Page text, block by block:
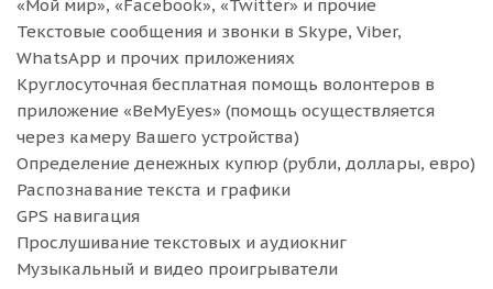
«Мой мир», «Facebook», «Twitter» и прочие
Текстовые сообщения и звонки в Skype, Viber,
WhatsApp и прочих приложениях
Круглосуточная бесплатная помощь волонтеров в
приложение «BeMyEyes» (помощь осуществляется
через камеру Вашего устройства)
Определение денежных купюр (рубли, доллары, евро)
Распознавание текста и графики
GPS навигация
Прослушивание текстовых и аудиокниг
Музыкальный и видео проигрыватели